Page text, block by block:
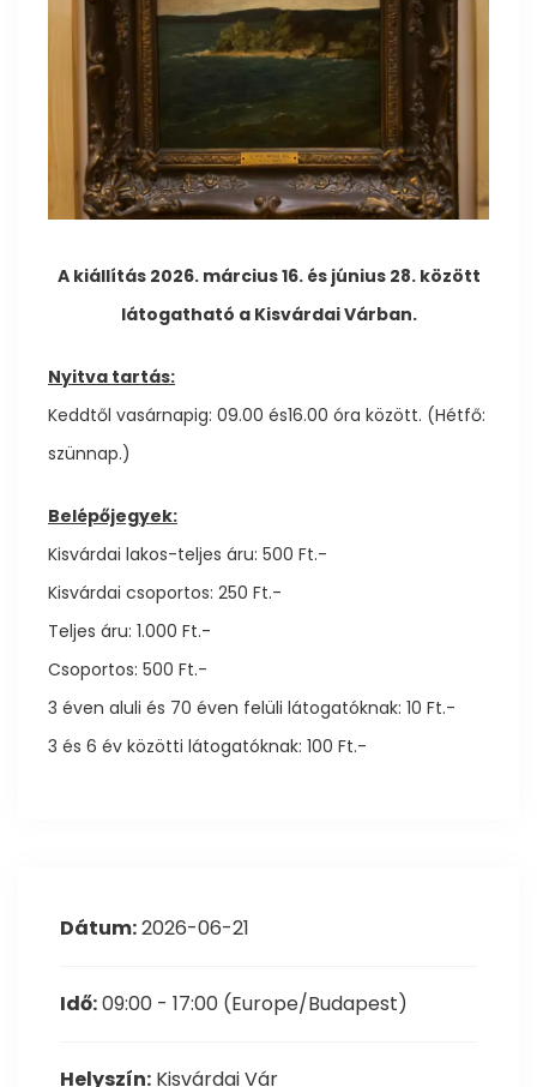
A kiállítás 2026. március 16. és június 28. között
látogatható a Kisvárdai Várban.
Nyitva tartás:
Keddtől vasárnapig: 09.00 és16.00 óra között. (Hétfő:
szünnap.)
Belépőjegyek:
Kisvárdai lakos-teljes áru: 500 Ft.-
Kisvárdai csoportos: 250 Ft.-
Teljes áru: 1.000 Ft.-
Csoportos: 500 Ft.-
3 éven aluli és 70 éven felüli látogatóknak: 10 Ft.-
3 és 6 év közötti látogatóknak: 100 Ft.-
Dátum:2026-06-21
Idő:09:00 - 17:00 (Europe/Budapest)
Helyszín: Kisvárdai Vár